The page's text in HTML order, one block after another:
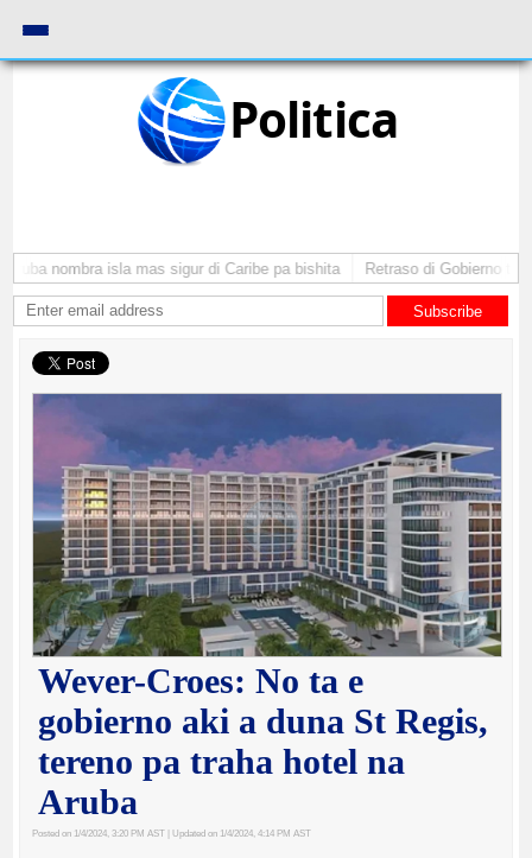
Politica
nombra isla mas sigur di Caribe pa bishita Retraso di Gobierno ta
Subscribe
Wever-Croes: No ta e
gobierno aki a duna St Regis,
tereno pa traha hotel na
Aruba
Posted on 1/4/2024, 3:20 PM AST | Updated on 1/4/2024, 4:14 PM AST